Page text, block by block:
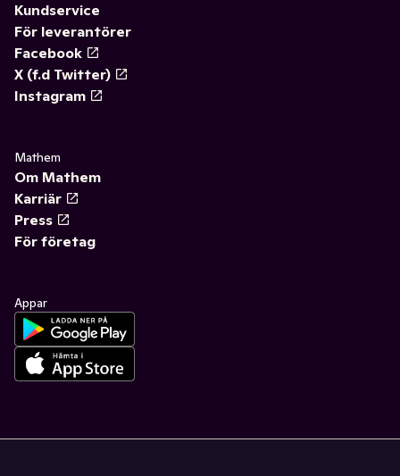
Kundservice
För leverantörer
Facebook
X (f.d Twitter)
Instagram
Mathem
Om Mathem
Karriär
Press
För företag
Appar